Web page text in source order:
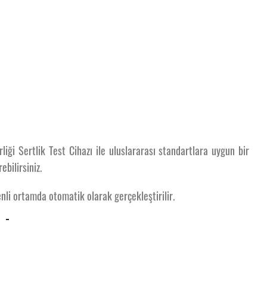
Sertlik Test Cihazı ile uluslararası standartlara uygun bir
ortamda otomatik olarak gerçekleştirilir.